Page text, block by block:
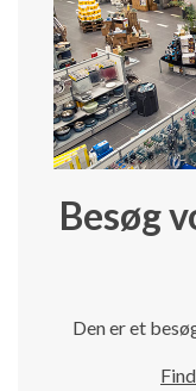
Besøg
Den er et